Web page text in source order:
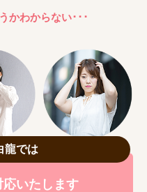
かわからない･･･
龍では
いたします